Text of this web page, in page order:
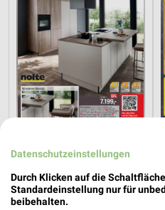
Küchentrends
Gültig bis Mi. 30.09.
XXXLutz
Datenschutzeinstellungen
Durch Klicken auf die
Standardeinstellung nur für
beibehalten.